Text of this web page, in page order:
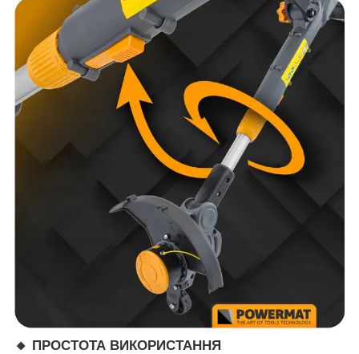
🔸 ПРОСТОТА ВИКОРИСТАННЯ